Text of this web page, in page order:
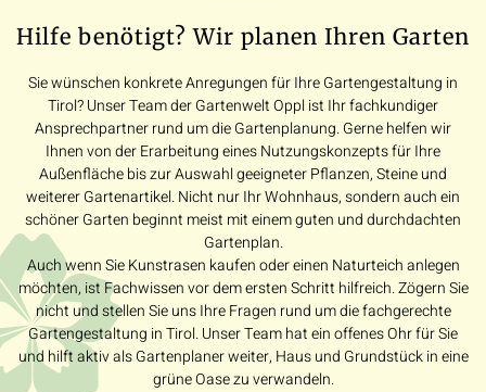
Hilfe benötigt? Wir planen Ihren Garten
Sie wünschen konkrete Anregungen für Ihre Gartengestaltung in
Tirol? Unser Team der Gartenwelt Oppl ist Ihr fachkundiger
Ansprechpartner rund um die Gartenplanung. Gerne helfen wir
Ihnen von der Erarbeitung eines Nutzungskonzepts für Ihre
Außenfläche bis zur Auswahl geeigneter Pflanzen, Steine und
weiterer Gartenartikel. Nicht nur Ihr Wohnhaus, sondern auch ein
schöner Garten beginnt meist mit einem guten und durchdachten
Gartenplan.
Auch wenn Sie Kunstrasen kaufen oder einen Naturteich anlegen
möchten, ist Fachwissen vor dem ersten Schritt hilfreich. Zögern Sie
nicht und stellen Sie uns Ihre Fragen rund um die fachgerechte
Gartengestaltung in Tirol. Unser Team hat ein offenes Ohr für Sie
und hilft aktiv als Gartenplaner weiter, Haus und Grundstück in eine
grüne Oase zu verwandeln.